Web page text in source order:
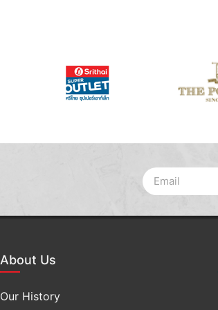
About Us
Our History